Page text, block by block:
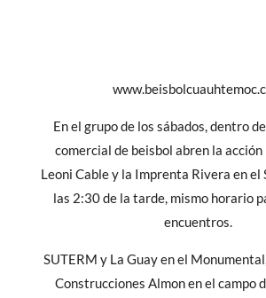
En el grupo de los sábados, dentro
comercial de beisbol abren la
Leoni Cable y la Imprenta Rivera en el
las 2:30 de la tarde, mismo horario
encuentros.
SUTERM y La Guay en el
Construcciones Almon en el campo